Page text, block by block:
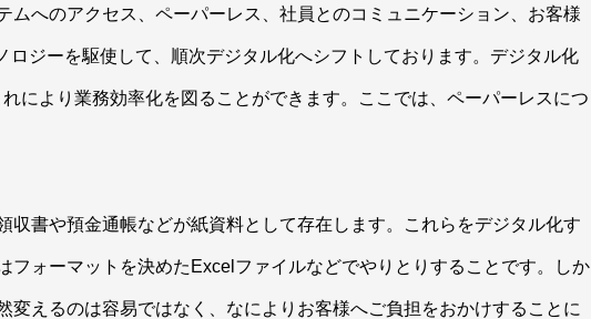
ムへのアクセス、ペーパーレス、社員とのコミュニケーション、お客様
ロジーを駆使して、順次デジタル化へシフトしております。デジタル化
により業務効率化を図ることができます。ここでは、ペーパーレスにつ
収書や預金通帳などが紙資料として存在します。これらをデジタル化す
フォーマットを決めたExcelファイルなどでやりとりすることです。しか
変えるのは容易ではなく、なによりお客様へご負担をおかけすることに